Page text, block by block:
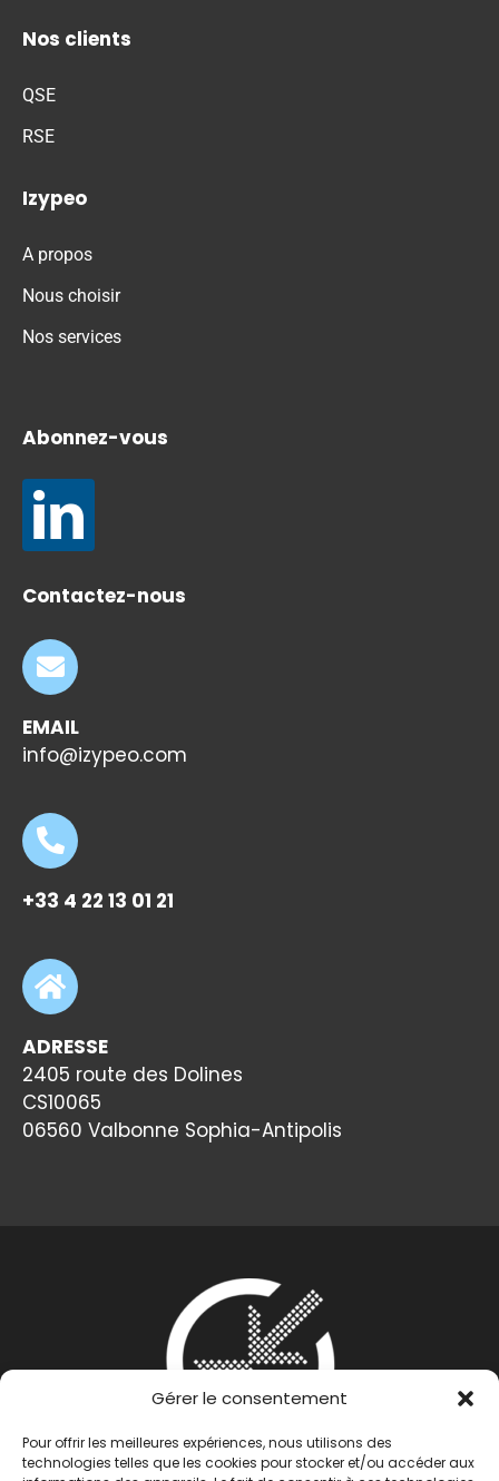
Gérer le consentement
Pour offrir les meilleures expériences, nous utilisons des
technologies telles que les cookies pour stocker et/ou accéder aux
Nos clients
QSE
RSE
Izypeo
A propos
Nous choisir
Nos services
Abonnez-vous
Contactez-nous
EMAIL
info@izypeo.com
+33 4 22 13 01 21
ADRESSE
2405 route des Dolines
CS10065
06560 Valbonne Sophia-Antipolis